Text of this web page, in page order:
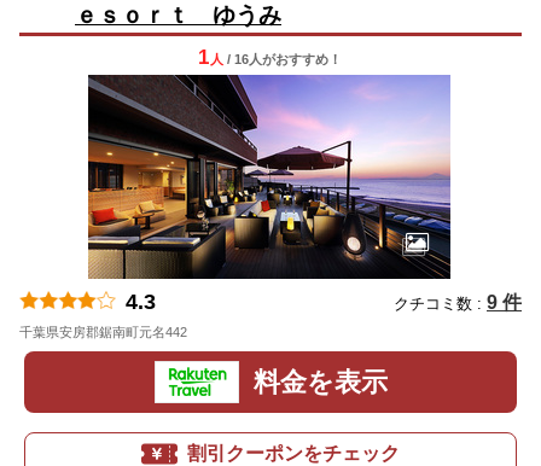
ｅｓｏｒｔ ゆうみ
1 人 / 16人がおすすめ！
4.3 クチコミ数 : 9 件
千葉県安房郡鋸南町元名442
料金を表示
割引クーポンをチェック